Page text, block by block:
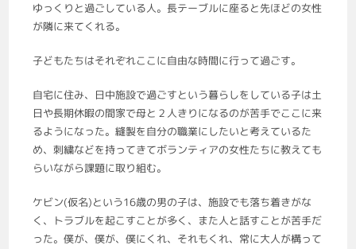
ゆっくりと過ごしている人。長テーブルに座ると先ほどの女性
が隣に来てくれる。
子どもたちはそれぞれここに自由な時間に行って過ごす。
自宅に住み、日中施設で過ごすという暮らしをしている子は土
日や長期休暇の間家で母と２人きりになるのが苦手でここに来
るようになった。縫製を自分の職業にしたいと考えているた
め、刺繍などを持ってきてボランティアの女性たちに教えても
らいながら課題に取り組む。
ケビン(仮名)という16歳の男の子は、施設でも落ち着きがな
く、トラブルを起こすことが多く、また人と話すことが苦手だ
った。僕が、僕が、僕にくれ、それもくれ、常に大人が構って